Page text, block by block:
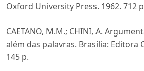
Oxford University Press. 1962. 712
CAETANO, M.M.; CHINI, A.
além das palavras. Brasília: Editora
145 p.